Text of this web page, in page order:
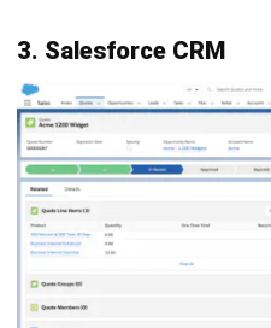
3. Salesforce CRM